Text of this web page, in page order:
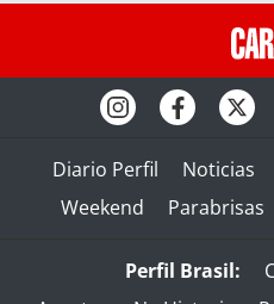
Diario Perfil Noticias
Weekend
Parabrisas
Perfil Brasil: